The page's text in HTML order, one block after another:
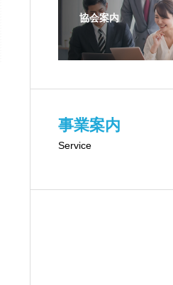
協会案内
事業案内
Service